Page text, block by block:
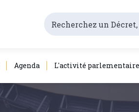
Agenda L'activité parlementaire